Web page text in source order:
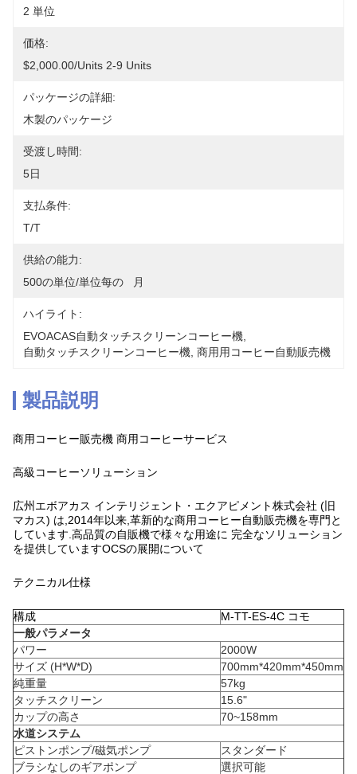
2 単位
価格:
$2,000.00/units 2-9 Units
パッケージの詳細:
木製のパッケージ
受渡し時間:
5日
支払条件:
T/T
供給の能力:
500の単位/単位每の   月
ハイライト:
EVOACAS自動タッチスクリーンコーヒー機
自動タッチスクリーンコーヒー機 商用用コーヒー自動販売機
製品説明
商用コーヒー販売機 商用コーヒーサービス
高級コーヒーソリューション
広州エボアカス インテリジェント・エクアピメント株式会社 (旧
マカス) は,2014年以来,革新的な商用コーヒー自動販売機を専門と
しています.高品質の自販機で様々な用途に 完全なソリューション
を提供していますOCSの展開について
テクニカル仕様
構成
M-TT-ES-4C コモ
一般パラメータ
パワー
2000W
サイズ (H*W*D)
700mm*420mm*450mm
純重量
57kg
タッチスクリーン
15.6"
カップの高さ
70~158mm
水道システム
ピストンポンプ/磁気ポンプ
スタンダード
ブラシなしのギアポンプ
選択可能